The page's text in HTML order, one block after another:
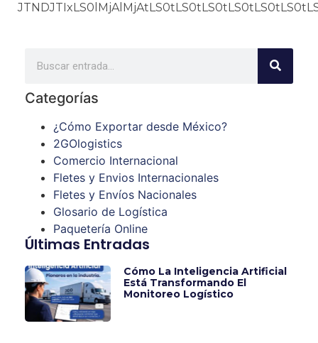
Categorías
¿Cómo Exportar desde México?
2GOlogistics
Comercio Internacional
Fletes y Envios Internacionales
Fletes y Envíos Nacionales
Glosario de Logística
Paquetería Online
Últimas Entradas
Cómo La Inteligencia Artificial
Está Transformando El
Monitoreo Logístico